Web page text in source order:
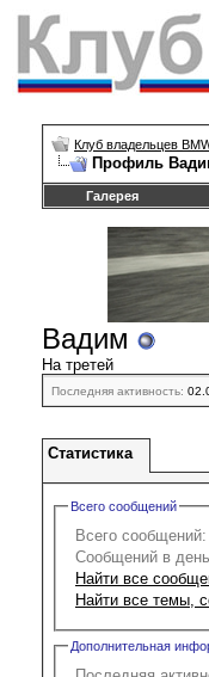
Клуб владельцев
Профиль
Галерея
Вадим
На третей
Последняя активность:
Статистика
Всего сообщений
Всего сообщений:
Сообщений в
Найти все
Найти все темы,
Дополнительная